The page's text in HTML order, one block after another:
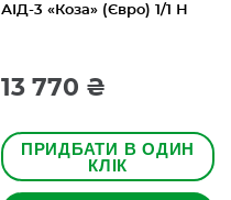
АІД-3 «Коза» (Євро) 1/1 Н
13 770 ₴
ПРИДБАТИ В ОДИН
КЛІК